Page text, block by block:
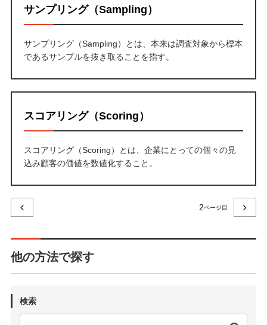
サンプリング（Sampling）
サンプリング（Sampling）とは、本来は調査対象から標本
であるサンプルを抜き取ることを指す。
スコアリング（Scoring）
スコアリング（Scoring）とは、企業にとっての個々の見
込み顧客の価値を数値化すること。
2
他の方法で探す
検索